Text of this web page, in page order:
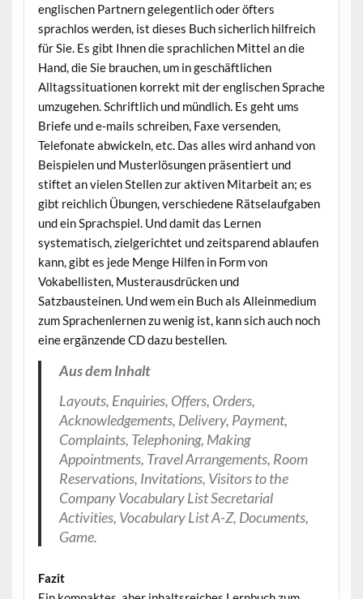
englischen Partnern gelegentlich oder öfters
sprachlos werden, ist dieses Buch sicherlich hilfreich
für Sie. Es gibt Ihnen die sprachlichen Mittel an die
Hand, die Sie brauchen, um in geschäftlichen
Alltagssituationen korrekt mit der englischen Sprache
umzugehen. Schriftlich und mündlich. Es geht ums
Briefe und e-mails schreiben, Faxe versenden,
Telefonate abwickeln, etc. Das alles wird anhand von
Beispielen und Musterlösungen präsentiert und
stiftet an vielen Stellen zur aktiven Mitarbeit an; es
gibt reichlich Übungen, verschiedene Rätselaufgaben
und ein Sprachspiel. Und damit das Lernen
systematisch, zielgerichtet und zeitsparend ablaufen
kann, gibt es jede Menge Hilfen in Form von
Vokabellisten, Musterausdrücken und
Satzbausteinen. Und wem ein Buch als Alleinmedium
zum Sprachenlernen zu wenig ist, kann sich auch noch
eine ergänzende CD dazu bestellen.
Aus dem Inhalt
Layouts, Enquiries, Offers, Orders,
Acknowledgements, Delivery, Payment,
Complaints, Telephoning, Making
Appointments, Travel Arrangements, Room
Reservations, Invitations, Visitors to the
Company Vocabulary List Secretarial
Activities, Vocabulary List A-Z, Documents,
Game.
Fazit